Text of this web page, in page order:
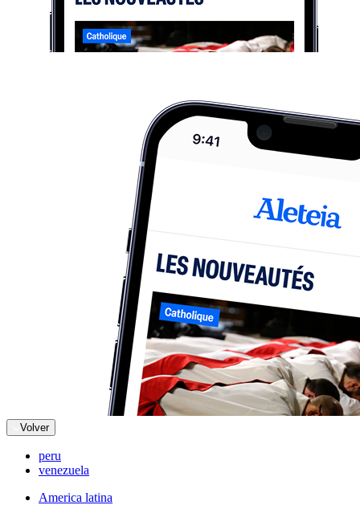
Volver
peru
venezuela
America latina